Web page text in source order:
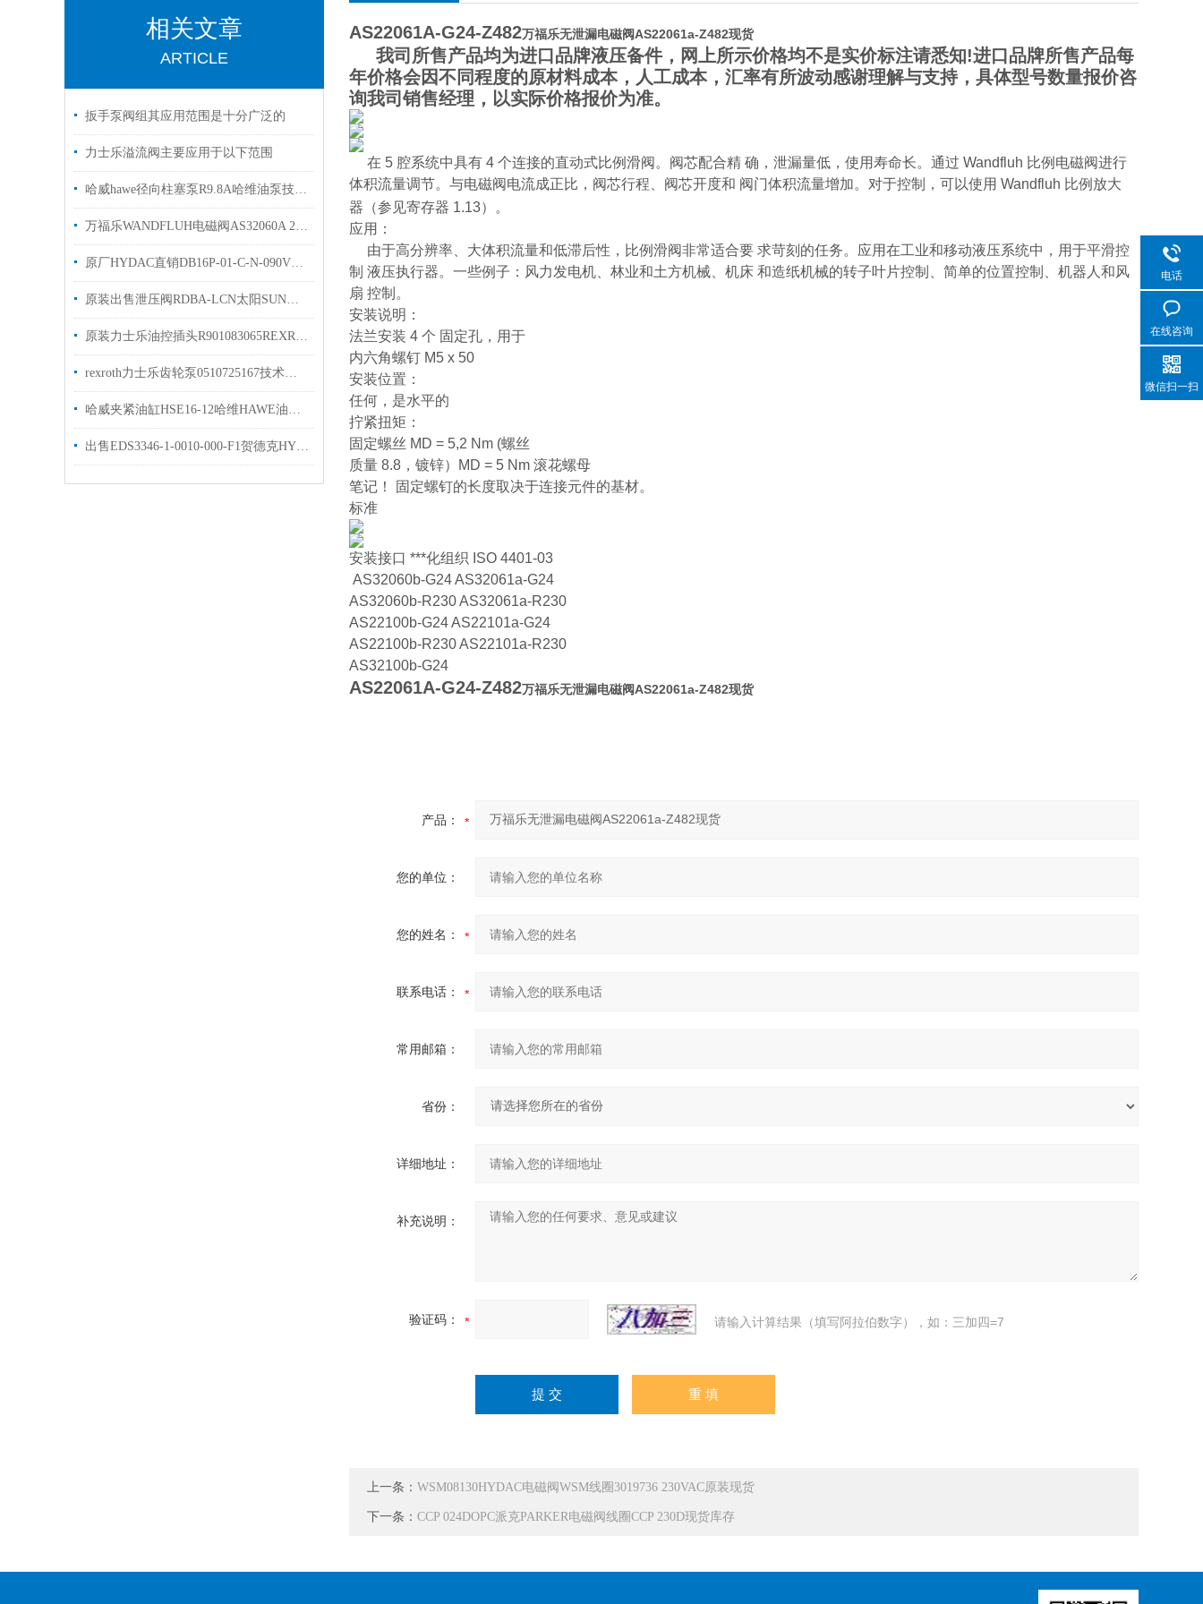
相关文章
ARTICLE
扳手泵阀组其应用范围是十分广泛的
力士乐溢流阀主要应用于以下范围
哈威hawe径向柱塞泵R9.8A哈维油泵技术参数
万福乐WANDFLUH电磁阀AS32060A 24V工作原理
原厂HYDAC直销DB16P-01-C-N-090V德国贺德克插装阀
原装出售泄压阀RDBA-LCN太阳SUN螺纹插装阀现货
原装力士乐油控插头R901083065REXROTH插头
rexroth力士乐齿轮泵0510725167技术参数原装
哈威夹紧油缸HSE16-12哈维HAWE油缸原装出售
出售EDS3346-1-0010-000-F1贺德克HYDAC传感器
AS22061A-G24-Z482万福乐无泄漏电磁阀AS22061a-Z482现货
我司所售产品均为进口品牌液压备件，网上所示价格均不是实价标注请悉知!进口品牌所售产品每
年价格会因不同程度的原材料成本，人工成本，汇率有所波动感谢理解与支持，具体型号数量报价咨
询我司销售经理，以实际价格报价为准。
在 5 腔系统中具有 4 个连接的直动式比例滑阀。阀芯配合精 确，泄漏量低，使用寿命长。通过 Wandfluh 比例电磁阀进行
体积流量调节。与电磁阀电流成正比，阀芯行程、阀芯开度和 阀门体积流量增加。对于控制，可以使用 Wandfluh 比例放大
器（参见寄存器 1.13）。
应用：
由于高分辨率、大体积流量和低滞后性，比例滑阀非常适合要 求苛刻的任务。应用在工业和移动液压系统中，用于平滑控
制 液压执行器。一些例子：风力发电机、林业和土方机械、机床 和造纸机械的转子叶片控制、简单的位置控制、机器人和风
扇 控制。
安装说明：
法兰安装 4 个 固定孔，用于
内六角螺钉 M5 x 50
安装位置：
任何，是水平的
拧紧扭矩：
固定螺丝 MD = 5,2 Nm (螺丝
质量 8.8，镀锌）MD = 5 Nm 滚花螺母
笔记！ 固定螺钉的长度取决于连接元件的基材。
标准
安装接口 ***化组织 ISO 4401-03
AS32060b-G24 AS32061a-G24
AS32060b-R230 AS32061a-R230
AS22100b-G24 AS22101a-G24
AS22100b-R230 AS22101a-R230
AS32100b-G24
AS22061A-G24-Z482万福乐无泄漏电磁阀AS22061a-Z482现货
产品：
您的单位：
您的姓名：
联系电话：
常用邮箱：
省份：
详细地址：
补充说明：
验证码： 请输入计算结果（填写阿拉伯数字），如：三加四=7
上一条： WSM08130HYDAC电磁阀WSM线圈3019736 230VAC原装现货
下一条： CCP 024DOPC派克PARKER电磁阀线圈CCP 230D现货库存
电话
在线咨询
微信扫一扫